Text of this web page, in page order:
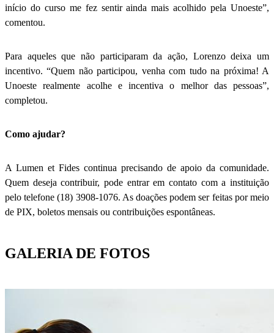
início do curso me fez sentir ainda mais acolhido pela Unoeste”,
comentou.
Para aqueles que não participaram da ação, Lorenzo deixa um
incentivo. “Quem não participou, venha com tudo na próxima! A
Unoeste realmente acolhe e incentiva o melhor das pessoas”,
completou.
Como ajudar?
A Lumen et Fides continua precisando de apoio da comunidade.
Quem deseja contribuir, pode entrar em contato com a instituição
pelo telefone (18) 3908-1076. As doações podem ser feitas por meio
de PIX, boletos mensais ou contribuições espontâneas.
GALERIA DE FOTOS